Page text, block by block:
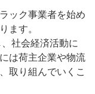
ック事業者を始め
ます。
社会経済活動に
は荷主企業や物流
取り組んでいくこ